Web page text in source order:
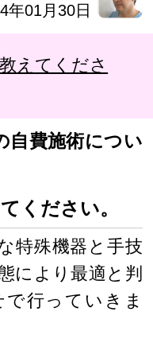
年01月30日
えてくださ
自費施術につい
ください。
特殊機器と手技
により最適と判
行っていきま